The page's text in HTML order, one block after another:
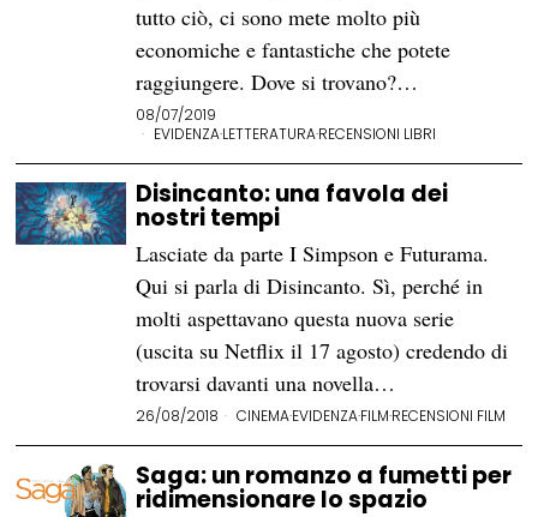
tutto ciò, ci sono mete molto più
economiche e fantastiche che potete
raggiungere. Dove si trovano?…
08/07/2019
EVIDENZA·LETTERATURA·RECENSIONI LIBRI
Disincanto: una favola dei
nostri tempi
Lasciate da parte I Simpson e Futurama.
Qui si parla di Disincanto. Sì, perché in
molti aspettavano questa nuova serie
(uscita su Netflix il 17 agosto) credendo di
trovarsi davanti una novella…
26/08/2018 CINEMA·EVIDENZA·FILM·RECENSIONI FILM
Saga: un romanzo a fumetti per
ridimensionare lo spazio